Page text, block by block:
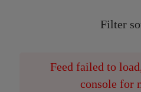
Filter
Feed failed to
console for